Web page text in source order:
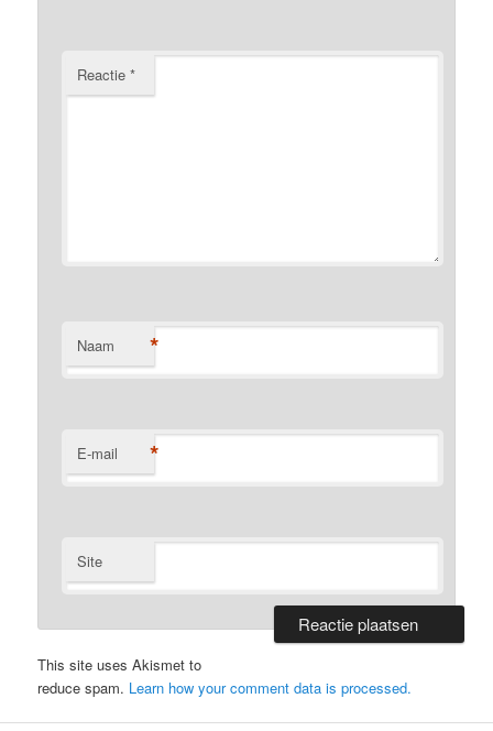
Reactie*
Naam *
E-mail *
Site
This site uses Akismet to
reduce spam. Learn how your comment data is processed.